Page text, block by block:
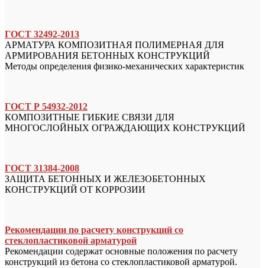
ГОСТ 32492-2013
АРМАТУРА КОМПОЗИТНАЯ ПОЛИМЕРНАЯ ДЛЯ
АРМИРОВАНИЯ БЕТОННЫХ КОНСТРУКЦИЙ
Методы определения физико-механических характеристик
ГОСТ Р 54932-2012
КОМПОЗИТНЫЕ ГИБКИЕ СВЯЗИ ДЛЯ
МНОГОСЛОЙНЫХ ОГРАЖДАЮЩИХ КОНСТРУКЦИЙ
ГОСТ 31384-2008
ЗАЩИТА БЕТОННЫХ И ЖЕЛЕЗОБЕТОННЫХ
КОНСТРУКЦИЙ ОТ КОРРОЗИИ
Рекомендации по расчету конструкций со
стеклопластиковой арматурой
Рекомендации содержат основные положения по расчету
конструкций из бетона со стеклопластиковой арматурой.